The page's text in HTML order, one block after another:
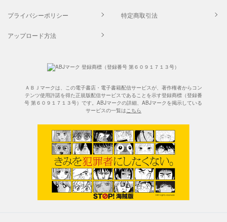
プライバシーポリシー 特定商取引法
アップロード方法
ＡＢＪマークは、この電子書店・電子書籍配信サービスが、著作権者からコン
テンツ使用許諾を得た正規版配信サービスであることを示す登録商標（登録番
号 第６０９１７１３号）です。ABJマークの詳細、ABJマークを掲示している
サービスの一覧はこちら